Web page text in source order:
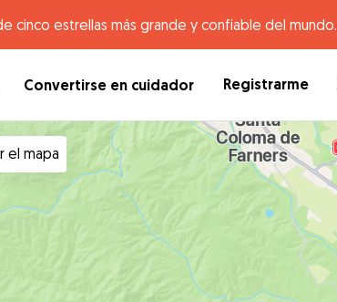
cinco estrellas más grande y confiable del mundo.
Convertirse en cuidador Registrarme
el mapa